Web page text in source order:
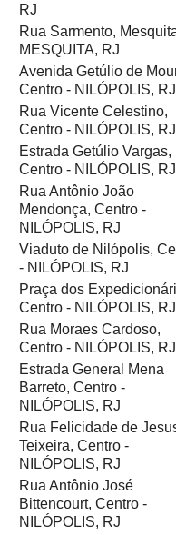
RJ
Rua Sarmento,
MESQUITA, RJ
Avenida Getúlio de
Centro - NILÓPOLIS, RJ
Rua Vicente Celestino,
Centro - NILÓPOLIS, RJ
Estrada Getúlio Vargas,
Centro - NILÓPOLIS, RJ
Rua Antônio João
Mendonça, Centro -
NILÓPOLIS, RJ
Viaduto de Nilópolis,
- NILÓPOLIS, RJ
Praça dos
Centro - NILÓPOLIS, RJ
Rua Moraes Cardoso,
Centro - NILÓPOLIS, RJ
Estrada General Mena
Barreto, Centro -
NILÓPOLIS, RJ
Rua Felicidade de
Teixeira, Centro -
NILÓPOLIS, RJ
Rua Antônio José
Bittencourt, Centro -
NILÓPOLIS, RJ